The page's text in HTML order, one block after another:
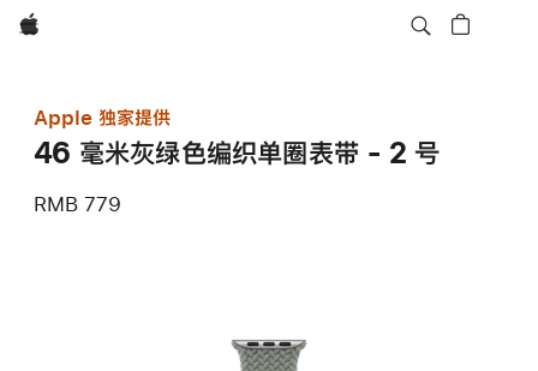
Apple
Apple 独家提供
46 毫米灰绿色编织单圈表带 - 2 号
RMB 779